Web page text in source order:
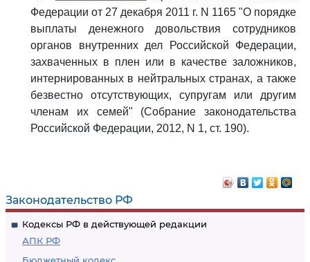
Законодательство РФ
Кодексы РФ в действующей редакции
АПК РФ
Федерации от 27 декабря 2011 г. N 1165 "О порядке
выплаты денежного довольствия сотрудников
органов внутренних дел Российской Федерации,
захваченных в плен или в качестве заложников,
интернированных в нейтральных странах, а также
безвестно отсутствующих, супругам или другим
членам их семей" (Собрание законодательства
Российской Федерации, 2012, N 1, ст. 190).